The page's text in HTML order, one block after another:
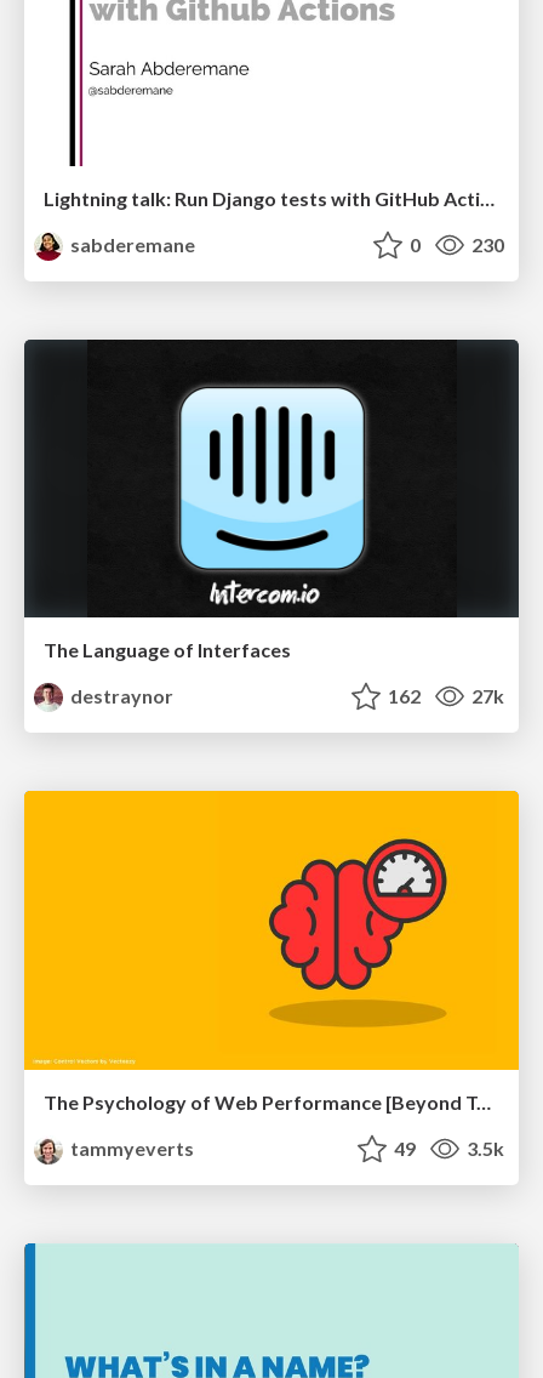
Lightning talk: Run Django tests with GitHub Actions
sabderemane
0 230
The Language of Interfaces
destraynor
162 27k
The Psychology of Web Performance [Beyond Tellerrand 2023]
tammyeverts
49 3.5k